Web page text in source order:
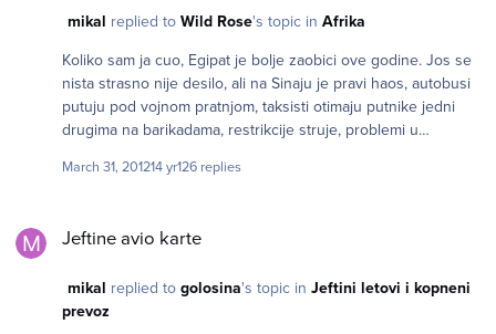
na tahriru, ali mislim da su se sada stvari malo otele kontroli.
mikal replied to Wild Rose's topic in Afrika
Koliko sam ja cuo, Egipat je bolje zaobici ove godine. Jos se
nista strasno nije desilo, ali na Sinaju je pravi haos, autobusi
putuju pod vojnom pratnjom, taksisti otimaju putnike jedni
drugima na barikadama, restrikcije struje, problemi u
sam dobio od gosta hotela u Akabi u Jordanu, koji je iako je
March 31, 201214 yr126 replies
Jeftine avio karte
mikal replied to golosina's topic in Jeftini letovi i kopneni
prevoz